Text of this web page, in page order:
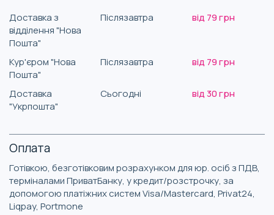
Доставка з
відділення "Нова
Пошта"
Післязавтра від 79 грн
Кур'єром "Нова
Пошта"
Післязавтра від 79 грн
Доставка
"Укрпошта"
Сьогодні від 30 грн
Оплата
Готівкою, безготівковим розрахунком для юр. осіб з ПДВ,
терміналами ПриватБанку, у кредит/розстрочку, за
допомогою платіжних систем Visa/Mastercard, Privat24,
Liqpay, Portmone